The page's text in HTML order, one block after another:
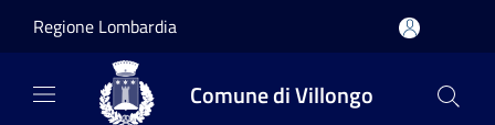
Regione Lombardia
Comune di Villongo